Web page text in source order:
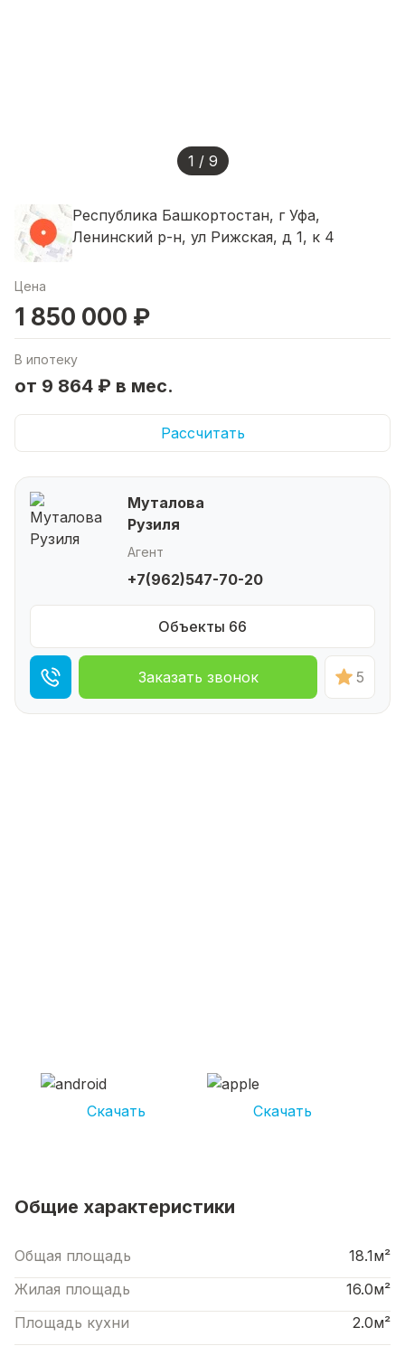
1 / 9
Республика Башкортостан, г Уфа,
Ленинский р-н, ул Рижская, д 1, к 4
Цена
1 850 000 ₽
В ипотеку
от 9 864 ₽ в мес.
Рассчитать
Муталова
Рузиля
Агент
+7(962)547-70-20
Объекты 66
Заказать звонок 5
Скачать Скачать
Общие характеристики
Общая площадь
18.1м²
Жилая площадь
16.0м²
Площадь кухни
2.0м²